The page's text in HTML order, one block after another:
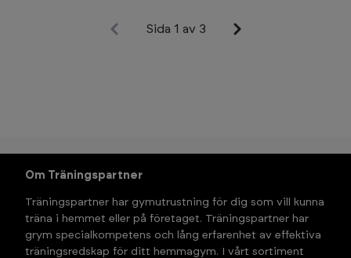
Sida 1 av 3
Om Träningspartner
Träningspartner har gymutrustning för dig som vill kunna
träna i hemmet eller på företaget. Träningspartner har
grym specialkompetens och lång erfarenhet av effektiva
träningsredskap för ditt hemmagym. I vårt sortiment